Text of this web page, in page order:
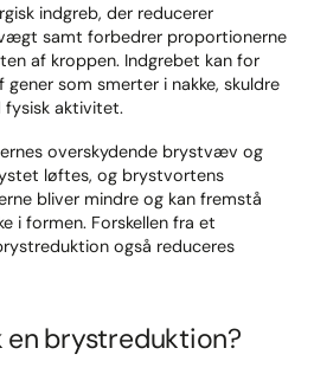
indgreb, der reducerer
samt forbedrer proportionerne
af kroppen. Indgrebet kan for
som smerter i nakke, skuldre
fysisk aktivitet.
overskydende brystvæv og
løftes, og brystvortens
bliver mindre og kan fremstå
i formen. Forskellen fra et
også reduceres
brystreduktion?